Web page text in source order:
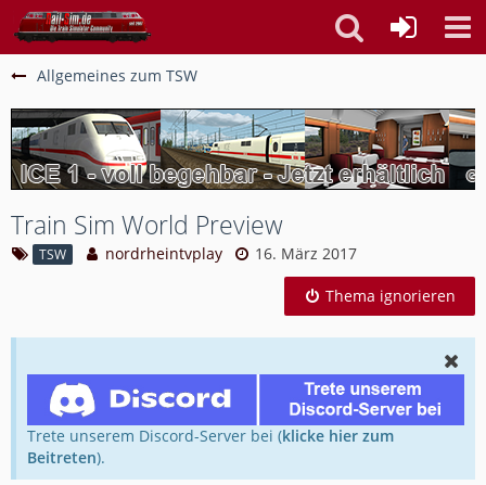
Allgemeines zum TSW
Train Sim World Preview
TSW nordrheintvplay 16. März 2017
Thema ignorieren
Trete unserem Discord-Server bei (klicke hier zum
Beitreten).